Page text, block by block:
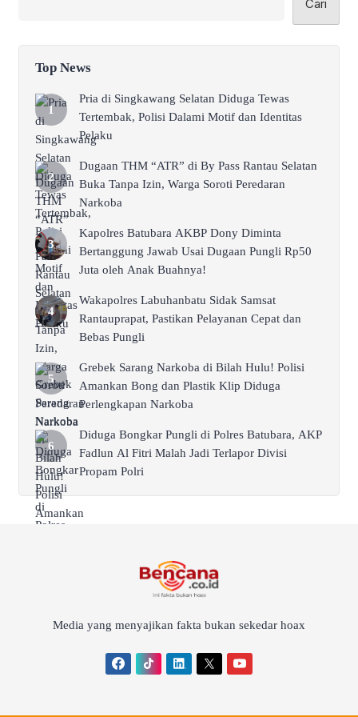
Cari
Top News
Pria di Singkawang Selatan Diduga Tewas
Tertembak, Polisi Dalami Motif dan Identitas
Pelaku
Dugaan THM “ATR” di By Pass Rantau Selatan
Buka Tanpa Izin, Warga Soroti Peredaran
Narkoba
Kapolres Batubara AKBP Dony Diminta
Bertanggung Jawab Usai Dugaan Pungli Rp50
Juta oleh Anak Buahnya!
Wakapolres Labuhanbatu Sidak Samsat
Rantauprapat, Pastikan Pelayanan Cepat dan
Bebas Pungli
Grebek Sarang Narkoba di Bilah Hulu! Polisi
Amankan Bong dan Plastik Klip Diduga
Perlengkapan Narkoba
Diduga Bongkar Pungli di Polres Batubara, AKP
Fadlun Al Fitri Malah Jadi Terlapor Divisi
Propam Polri
Media yang menyajikan fakta bukan sekedar hoax